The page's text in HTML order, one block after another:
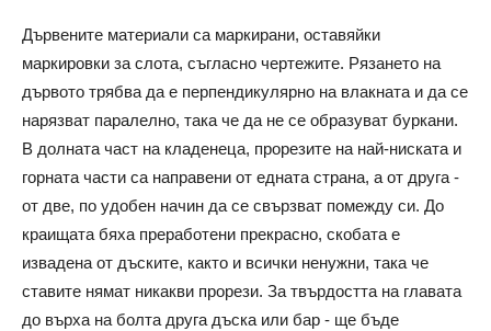
Дървените материали са маркирани, оставяйки
маркировки за слота, съгласно чертежите. Рязането на
дървото трябва да е перпендикулярно на влакната и да се
нарязват паралелно, така че да не се образуват буркани.
В долната част на кладенеца, прорезите на най-ниската и
горната части са направени от едната страна, а от друга -
от две, по удобен начин да се свързват помежду си. До
краищата бяха преработени прекрасно, скобата е
извадена от дъските, както и всички ненужни, така че
ставите нямат никакви прорези. За твърдостта на главата
до върха на болта друга дъска или бар - ще бъде